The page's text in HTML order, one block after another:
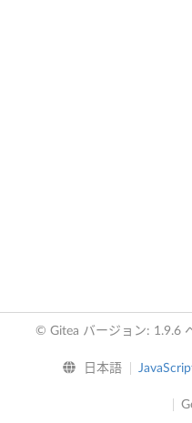
© Gitea バージョン: 1.9.6
日本語